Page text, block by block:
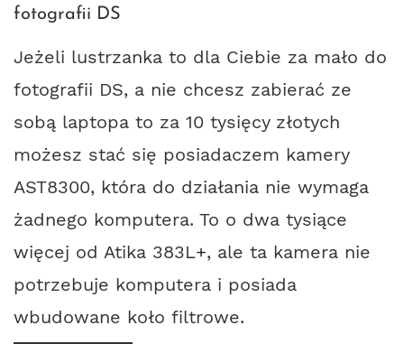
fotografii DS
Jeżeli lustrzanka to dla Ciebie za mało do
fotografii DS, a nie chcesz zabierać ze
sobą laptopa to za 10 tysięcy złotych
możesz stać się posiadaczem kamery
AST8300, która do działania nie wymaga
żadnego komputera. To o dwa tysiące
więcej od Atika 383L+, ale ta kamera nie
potrzebuje komputera i posiada
wbudowane koło filtrowe.